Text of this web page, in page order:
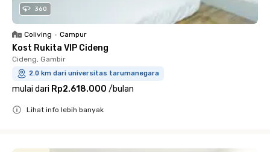
360
Coliving • Campur
Kost Rukita VIP Cideng
Cideng, Gambir
2.0 km dari universitas tarumanegara
mulai dari Rp2.618.000 /bulan
Lihat info lebih banyak